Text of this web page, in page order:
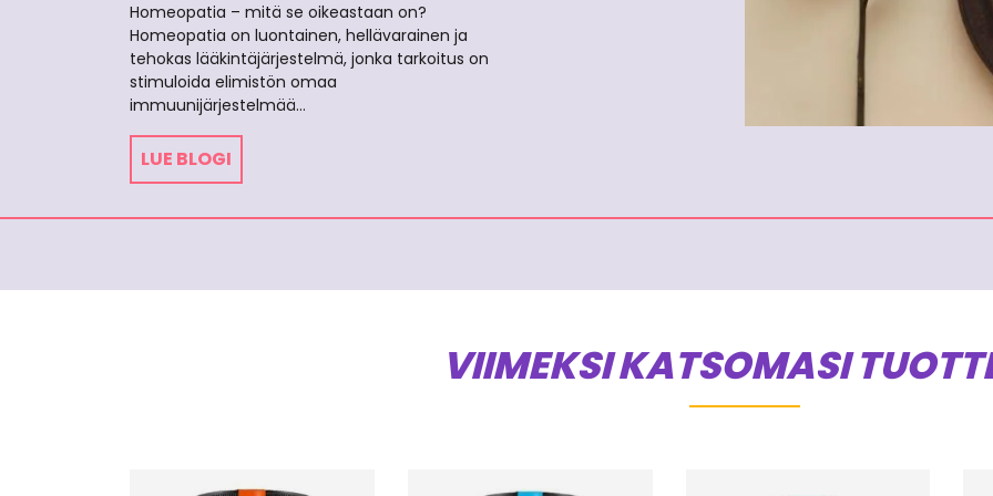
Homeopatia – mitä se oikeastaan on?
Homeopatia on luontainen, hellävarainen ja
tehokas lääkintäjärjestelmä, jonka tarkoitus on
stimuloida elimistön omaa
immuunijärjestelmää…
LUE BLOGI
VIIMEKSI KATSOMASI